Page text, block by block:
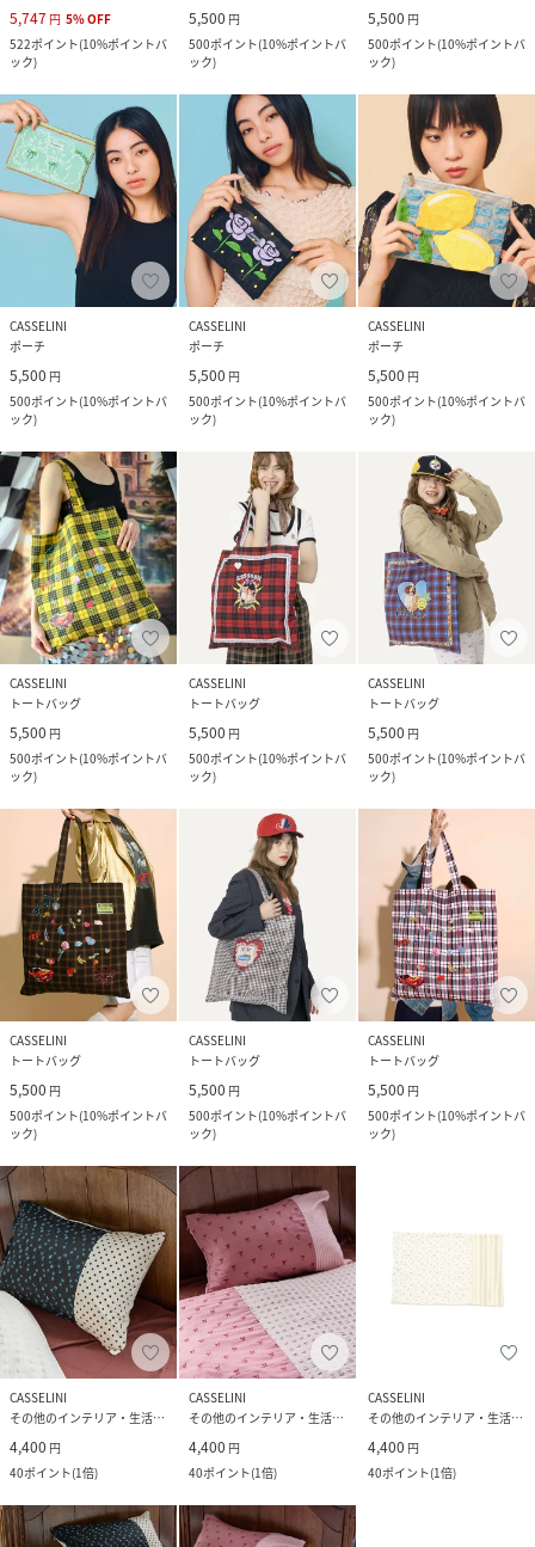
5,747 円 5%OFF
522ポイント(10%ポイントバ
ック)
5,500 円
500ポイント(10%ポイントバ
ック)
5,500 円
500ポイント(10%ポイントバ
ック)
CASSELINI
ポーチ
5,500 円
500ポイント(10%ポイントバ
ック)
CASSELINI
ポーチ
5,500 円
500ポイント(10%ポイントバ
ック)
CASSELINI
ポーチ
5,500 円
500ポイント(10%ポイントバ
ック)
CASSELINI
トートバッグ
5,500 円
500ポイント(10%ポイントバ
ック)
CASSELINI
トートバッグ
5,500 円
500ポイント(10%ポイントバ
ック)
CASSELINI
トートバッグ
5,500 円
500ポイント(10%ポイントバ
ック)
CASSELINI
トートバッグ
5,500 円
500ポイント(10%ポイントバ
ック)
CASSELINI
トートバッグ
5,500 円
500ポイント(10%ポイントバ
ック)
CASSELINI
トートバッグ
5,500 円
500ポイント(10%ポイントバ
ック)
CASSELINI
その他のインテリア・生活雑貨
4,400 円
40ポイント(1倍)
CASSELINI
その他のインテリア・生活雑貨
4,400 円
40ポイント(1倍)
CASSELINI
その他のインテリア・生活雑貨
4,400 円
40ポイント(1倍)